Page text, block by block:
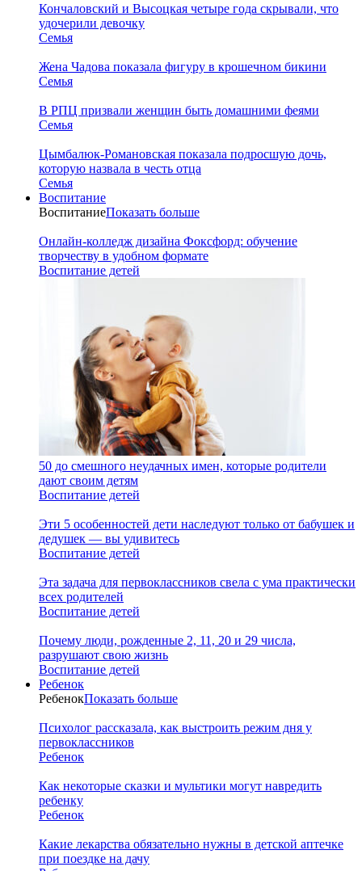
Кончаловский и Высоцкая четыре года скрывали, что
удочерили девочку
Семья
Жена Чадова показала фигуру в крошечном бикини
Семья
В РПЦ призвали женщин быть домашними феями
Семья
Цымбалюк-Романовская показала подросшую дочь,
которую назвала в честь отца
Семья
Воспитание
ВоспитаниеПоказать больше
Онлайн-колледж дизайна Фоксфорд: обучение
творчеству в удобном формате
Воспитание детей
50 до смешного неудачных имен, которые родители
дают своим детям
Воспитание детей
Эти 5 особенностей дети наследуют только от бабушек и
дедушек — вы удивитесь
Воспитание детей
Эта задача для первоклассников свела с ума практически
всех родителей
Воспитание детей
Почему люди, рожденные 2, 11, 20 и 29 числа,
разрушают свою жизнь
Воспитание детей
Ребенок
РебенокПоказать больше
Психолог рассказала, как выстроить режим дня у
первоклассников
Ребенок
Как некоторые сказки и мультики могут навредить
ребенку
Ребенок
Какие лекарства обязательно нужны в детской аптечке
при поездке на дачу